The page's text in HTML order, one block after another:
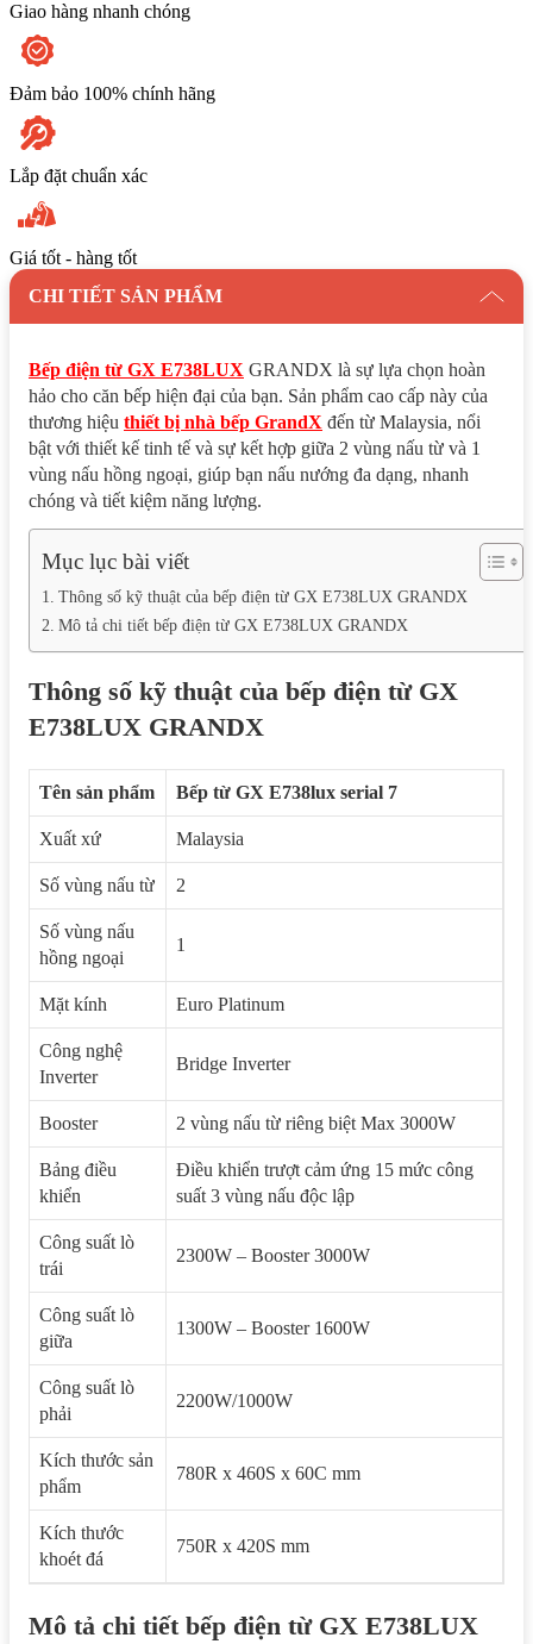
số
Giao hàng nhanh chóng
Đảm bảo 100% chính hãng
Lắp đặt chuẩn xác
Giá tốt - hàng tốt
CHI TIẾT SẢN PHẨM
Bếp điện từ GX E738LUX GRANDX là sự lựa chọn hoàn
hảo cho căn bếp hiện đại của bạn. Sản phẩm cao cấp này của
thương hiệu thiết bị nhà bếp GrandX đến từ Malaysia, nổi
bật với thiết kế tinh tế và sự kết hợp giữa 2 vùng nấu từ và 1
vùng nấu hồng ngoại, giúp bạn nấu nướng đa dạng, nhanh
chóng và tiết kiệm năng lượng.
Mục lục bài viết
Thông số kỹ thuật của bếp điện từ GX E738LUX GRANDX
Mô tả chi tiết bếp điện từ GX E738LUX GRANDX
Thông số kỹ thuật của bếp điện từ GX
E738LUX GRANDX
Tên sản phẩm Bếp từ GX E738lux serial 7
Xuất xứ Malaysia
Số vùng nấu từ 2
Số vùng nấu
hồng ngoại
1
Mặt kính Euro Platinum
Công nghệ
Inverter
Bridge Inverter
Booster 2 vùng nấu từ riêng biệt Max 3000W
Bảng điều
khiển
Điều khiển trượt cảm ứng 15 mức công
suất 3 vùng nấu độc lập
Công suất lò
trái
2300W – Booster 3000W
Công suất lò
giữa
1300W – Booster 1600W
Công suất lò
phải
2200W/1000W
Kích thước sản
phẩm
780R x 460S x 60C mm
Kích thước
khoét đá
750R x 420S mm
Mô tả chi tiết bếp điện từ GX E738LUX